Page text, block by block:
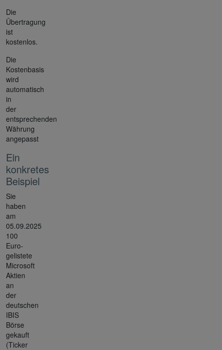
Die
Übertragung
ist
kostenlos.
Die
Kostenbasis
wird
automatisch
in
der
entsprechenden
Währung
angepasst
Ein
konkretes
Beispiel
Sie
haben
am
05.09.2025
100
Euro-
gelistete
Microsoft
Aktien
an
der
deutschen
IBIS
Börse
gekauft
(Ticker